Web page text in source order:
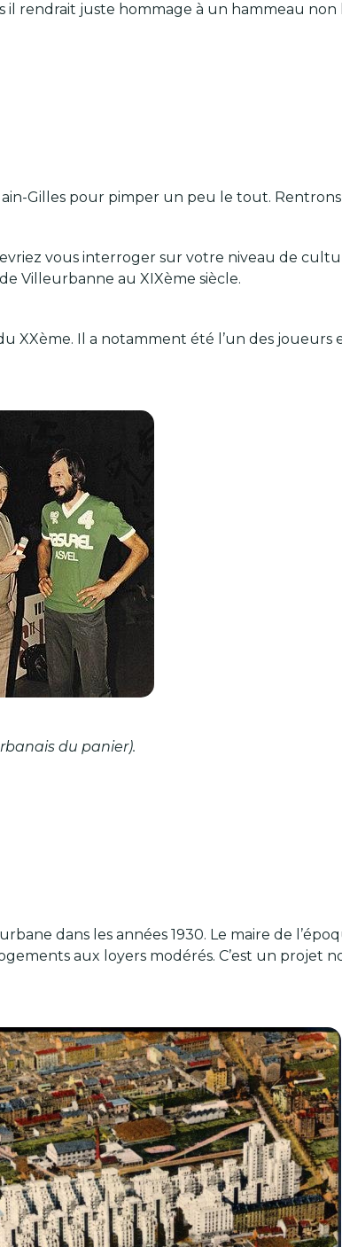
rendrait juste hommage à un hammeau
Gilles pour pimper un peu le tout.
vous interroger sur votre niveau de
Villeurbanne au XIXème siècle.
XXème. Il a notamment été l’un des joueurs
du panier).
dans les années 1930. Le maire de
aux loyers modérés. C’est un projet